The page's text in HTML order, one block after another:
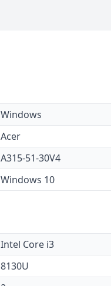
Windows
Acer
A315-51-30V4
Windows 10
Intel Core i3
8130U